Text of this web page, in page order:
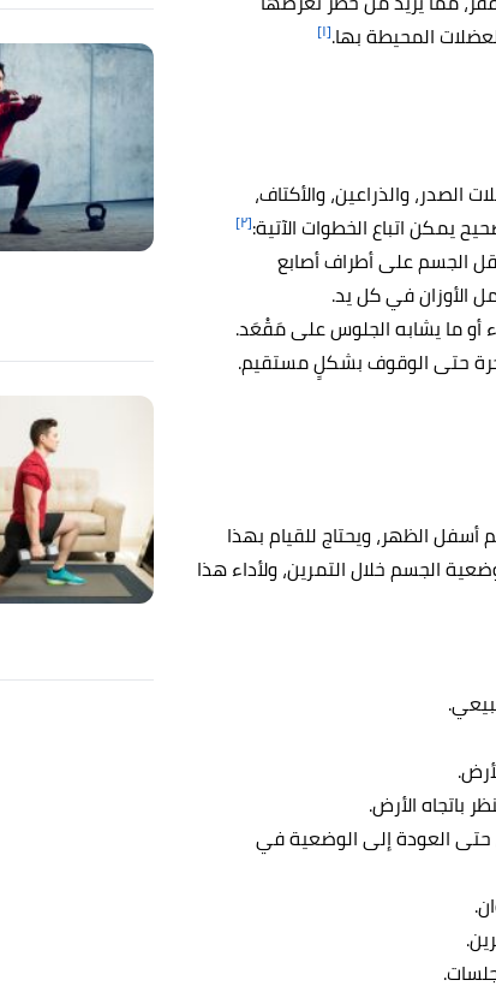
المحيطة بها.[١]
الصدر، والذراعين، والأكتاف،
يمكن اتباع الخطوات الآتية:[٢]
الجسم على أطراف أصابع
الأوزان في كل يد.
ما يشابه الجلوس على مَقْعَد.
حتى الوقوف بشكلٍ مستقيم.
الظهر، ويحتاج للقيام بهذا
الجسم خلال التمرين، ولأداء هذا
باتجاه الأرض.
حتى العودة إلى الوضعية في